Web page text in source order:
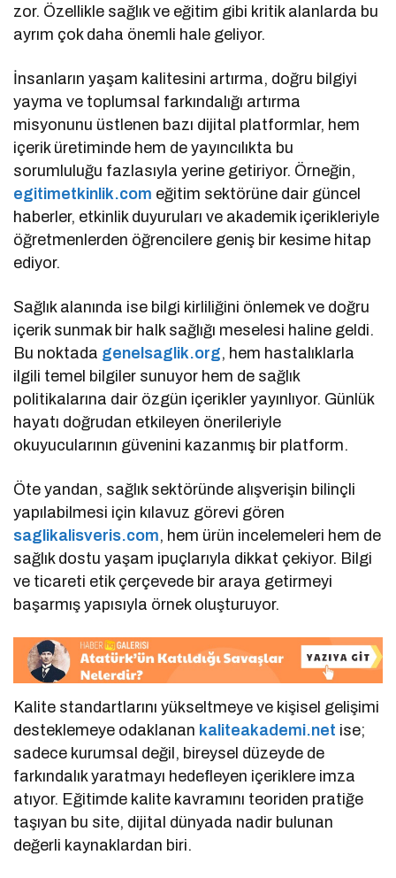
zor. Özellikle sağlık ve eğitim gibi kritik alanlarda bu
ayrım çok daha önemli hale geliyor.
İnsanların yaşam kalitesini artırma, doğru bilgiyi
yayma ve toplumsal farkındalığı artırma
misyonunu üstlenen bazı dijital platformlar, hem
içerik üretiminde hem de yayıncılıkta bu
sorumluluğu fazlasıyla yerine getiriyor. Örneğin,
egitimetkinlik.com eğitim sektörüne dair güncel
haberler, etkinlik duyuruları ve akademik içerikleriyle
öğretmenlerden öğrencilere geniş bir kesime hitap
ediyor.
Sağlık alanında ise bilgi kirliliğini önlemek ve doğru
içerik sunmak bir halk sağlığı meselesi haline geldi.
Bu noktada genelsaglik.org, hem hastalıklarla
ilgili temel bilgiler sunuyor hem de sağlık
politikalarına dair özgün içerikler yayınlıyor. Günlük
hayatı doğrudan etkileyen önerileriyle
okuyucularının güvenini kazanmış bir platform.
Öte yandan, sağlık sektöründe alışverişin bilinçli
yapılabilmesi için kılavuz görevi gören
saglikalisveris.com, hem ürün incelemeleri hem de
sağlık dostu yaşam ipuçlarıyla dikkat çekiyor. Bilgi
ve ticareti etik çerçevede bir araya getirmeyi
başarmış yapısıyla örnek oluşturuyor.
Kalite standartlarını yükseltmeye ve kişisel gelişimi
desteklemeye odaklanan kaliteakademi.net ise;
sadece kurumsal değil, bireysel düzeyde de
farkındalık yaratmayı hedefleyen içeriklere imza
atıyor. Eğitimde kalite kavramını teoriden pratiğe
taşıyan bu site, dijital dünyada nadir bulunan
değerli kaynaklardan biri.